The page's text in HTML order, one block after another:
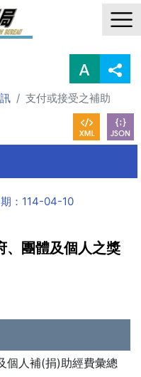
支付或接受之補助
：114-04-10
、團體及個人之獎
個人補(捐)助經費彙總